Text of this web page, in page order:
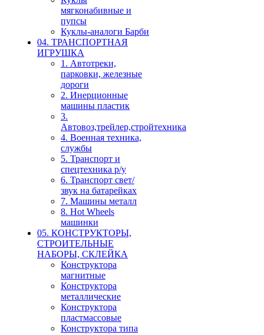
мягконабивные и
пупсы
Куклы-аналоги Барби
04. ТРАНСПОРТНАЯ
ИГРУШКА
1. Автотреки,
парковки, железные
дороги
2. Инерционные
машины пластик
3.
Автовоз,трейлер,стройтехника
4. Военная техника,
службы
5. Транспорт и
спецтехника р/у
6. Транспорт свет/
звук на батарейках
7. Машины металл
8. Hot Wheels
машинки
05. КОНСТРУКТОРЫ,
СТРОИТЕЛЬНЫЕ
НАБОРЫ, СКЛЕЙКА
Конструктора
магнитные
Конструктора
металлические
Конструктора
пластмассовые
Конструктора типа